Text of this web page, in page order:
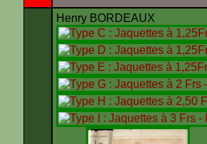
Henry BORDEAUX